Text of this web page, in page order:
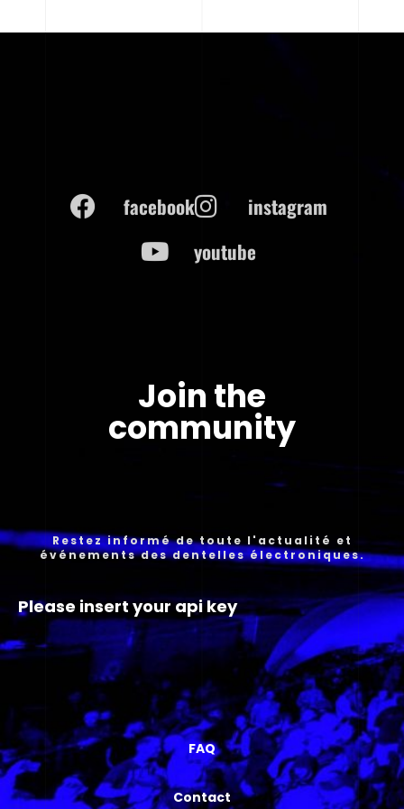
Join the
community
Restez informé de toute l'actualité et
événements des dentelles électroniques.
Please insert your api key
FAQ
Contact